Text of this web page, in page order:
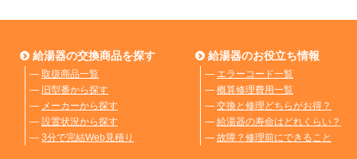
給湯器の交換商品を探す
― 取扱商品一覧
― 旧型番から探す
― メーカーから探す
― 設置状況から探す
― 3分で完結Web見積り
給湯器のお役立ち情報
― エラーコード一覧
― 概算修理費用一覧
― 交換と修理どちらがお得？
― 給湯器の寿命はどれくらい？
― 故障？修理前にできること